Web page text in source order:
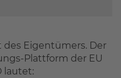
Eigentümers. Der
Plattform der EU
lautet: